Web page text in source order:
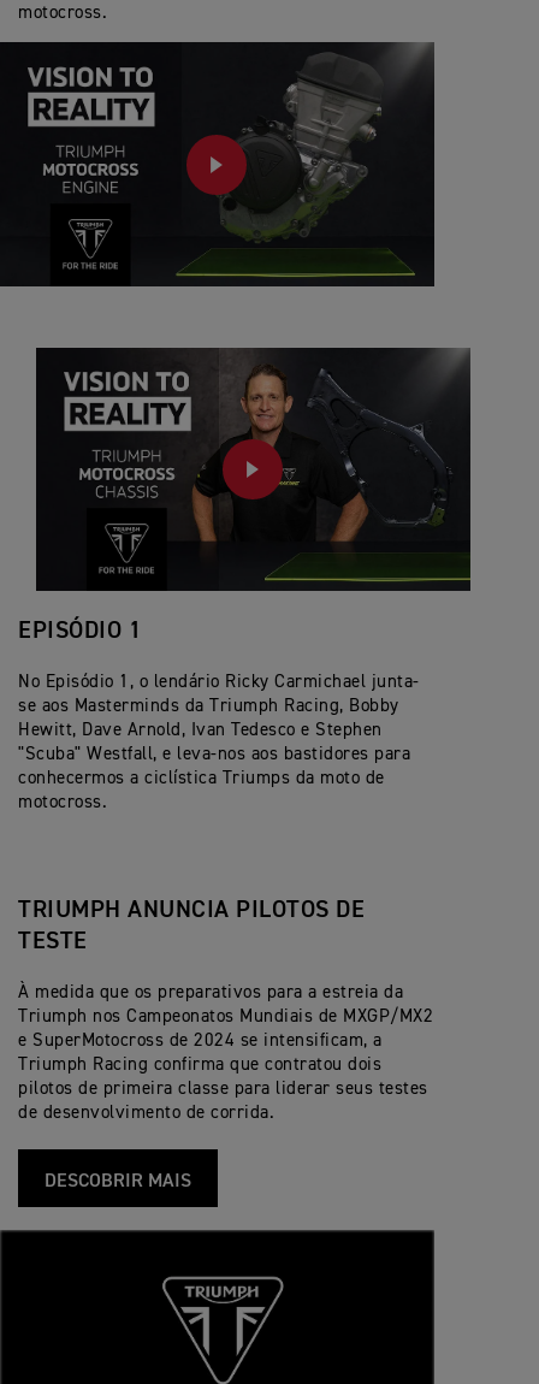
motocross.
PLAY
EPISÓDIO 1
No Episódio 1, o lendário Ricky Carmichael junta-
se aos Masterminds da Triumph Racing, Bobby
Hewitt, Dave Arnold, Ivan Tedesco e Stephen
"Scuba" Westfall, e leva-nos aos bastidores para
conhecermos a ciclística Triumps da moto de
motocross.
PLAY
TRIUMPH ANUNCIA PILOTOS DE
TESTE
À medida que os preparativos para a estreia da
Triumph nos Campeonatos Mundiais de MXGP/MX2
e SuperMotocross de 2024 se intensificam, a
Triumph Racing confirma que contratou dois
pilotos de primeira classe para liderar seus testes
de desenvolvimento de corrida.
DESCOBRIR MAIS